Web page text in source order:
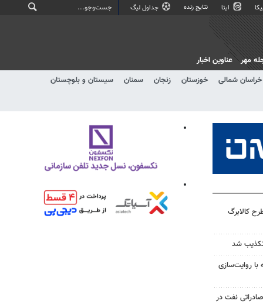
ایتا نتایج زنده جداول لیگ
خراسان شمالی خوزستان زنجان سمنان
سیستان و بلوچستان
مهر عناوین اخبار
کالابرگ
شد
با روایت‌سازی
نفت در